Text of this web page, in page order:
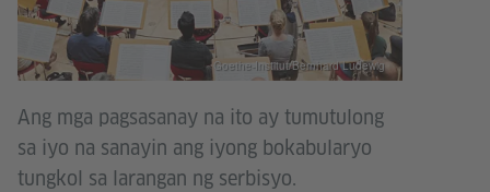
Goethe-Institut/Bernhard Ludewig
Ang mga pagsasanay na ito ay tumutulong
sa iyo na sanayin ang iyong bokabularyo
tungkol sa larangan ng serbisyo.